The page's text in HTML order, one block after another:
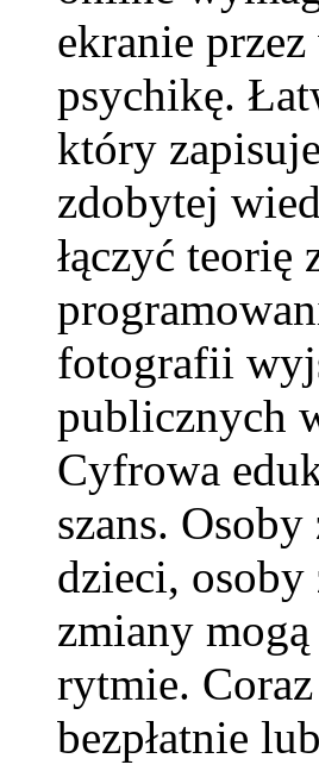
ekranie
psychikę.
który
zdobytej
łączyć
fotografii
publicznych
Cyfrowa
szans.
dzieci, osoby
zmiany
rytmie.
bezpłatnie